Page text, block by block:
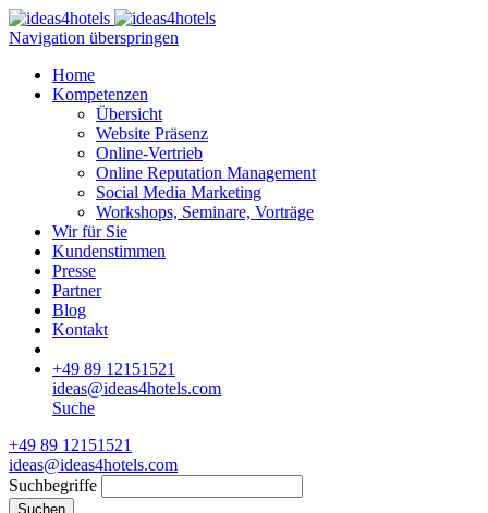
Navigation überspringen
Home
Kompetenzen
Übersicht
Website Präsenz
Online-Vertrieb
Online Reputation Management
Social Media Marketing
Workshops, Seminare, Vorträge
Wir für Sie
Kundenstimmen
Presse
Partner
Blog
Kontakt
+49 89 12151521
ideas@ideas4hotels.com
Suche
+49 89 12151521
ideas@ideas4hotels.com
Suchbegriffe
Suchen